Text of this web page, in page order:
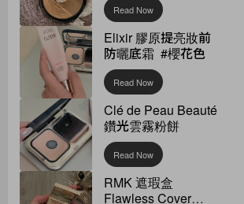
Read Now
Elixir 膠原提亮妝前
防曬底霜 #櫻花色
Read Now
Clé de Peau Beauté
鑽光雲霧粉餅
Read Now
RMK 遮瑕盒
Flawless Cover